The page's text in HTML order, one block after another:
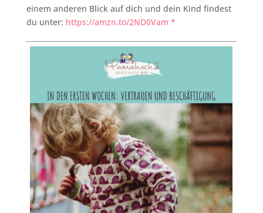
einem anderen Blick auf dich und dein Kind findest
du unter: https://amzn.to/2ND0Vam *